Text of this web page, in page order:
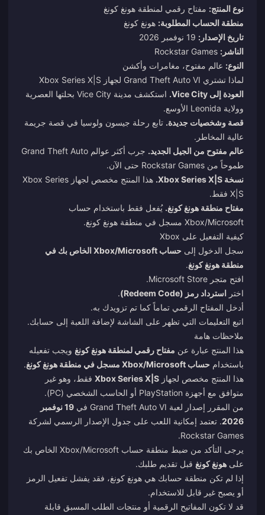
نوع المنتج: مفتاح رقمي لمنطقة هونغ كونغ
منطقة الحساب المطلوبة: هونغ كونغ
تاريخ الإصدار:
الناشر:
النوع: عالم مفتوح، مغامرات وأكشن
لماذا تشتري Grand Theft Auto VI لجهاز Xbox Series X|S
العودة إلى Vice City.
استكشف مدينة Vice City بحلتها العصرية
وولاية Leonida الأوسع.
قصة وشخصيات جديدة. تابع رحلة جيسون ولوسيا في قصة جريمة
عالية المخاطر.
عالم مفتوح من الجيل الجديد.
جرب أكثر عوالم Grand Theft Auto
طموحاً من Rockstar Games حتى الآن.
نسخة Xbox Series X|S.
هذا المنتج مخصص لجهاز Xbox Series
X|S فقط.
مفتاح منطقة هونغ كونغ. يُفعل فقط باستخدام حساب
Xbox/Microsoft مسجل في منطقة هونغ كونغ.
كيفية التفعيل على Xbox
سجل الدخول إلى
حساب Xbox/Microsoft الخاص بك في
منطقة هونغ كونغ.
افتح متجر Microsoft Store.
اختر استرداد رمز (Redeem Code)
.
أدخل المفتاح الرقمي تماماً كما تم تزويدك به.
اتبع التعليمات التي تظهر على الشاشة لإضافة اللعبة إلى حسابك.
ملاحظات هامة
هذا المنتج عبارة عن مفتاح رقمي لمنطقة هونغ كونغ ويجب تفعيله
باستخدام حساب Xbox/Microsoft مسجل في منطقة هونغ كونغ
.
هذا المنتج مخصص لجهاز Xbox Series X|S فقط، وهو غير
متوافق مع أجهزة PlayStation أو الحاسب الشخصي (PC).
من المقرر إصدار لعبة Grand Theft Auto VI في
19 نوفمبر
2026. تعتمد إمكانية اللعب على جدول الإصدار الرسمي لشركة
Rockstar Games.
يرجى التأكد من ضبط منطقة حساب Xbox/Microsoft الخاص بك
على هونغ كونغ قبل تقديم طلبك.
إذا لم تكن منطقة حسابك هي هونغ كونغ، فقد يفشل تفعيل الرمز
أو يصبح غير قابل للاستخدام.
قد لا تكون المفاتيح الرقمية أو منتجات الطلب المسبق قابلة